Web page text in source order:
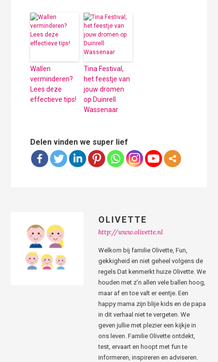
Wallen
verminderen?
Lees deze
effectieve tips!
Tina Festival,
het feestje van
jouw dromen
op Duinrell
Wassenaar
Delen vinden we super lief
OLIVETTE
http://www.olivette.nl
Welkom bij familie Olivette, Fun,
gekkigheid en niet geheel volgens de
regels Dat kenmerkt huize Olivette. We
houden met z’n allen vele ballen hoog,
maar af en toe valt er eentje. Een
happy mama zijn blije kids en de papa
in dit verhaal niet te vergeten. We
geven jullie met plezier een kijkje in
ons leven. Familie Olivette ontdekt,
test, ervaart en hoopt met fun te
informeren, inspireren en adviseren.